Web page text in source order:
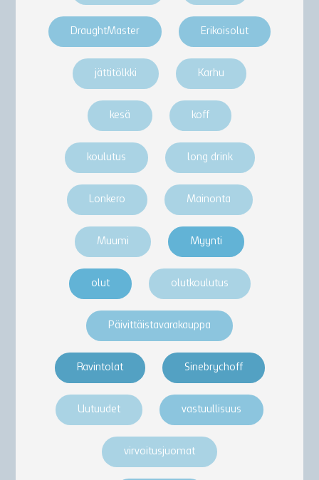
DraughtMaster Erikoisolut
jättitölkki Karhu
kesä koff
koulutus long drink
Lonkero Mainonta
Muumi Myynti
olut olutkoulutus
Päivittäistavarakauppa
Ravintolat Sinebrychoff
Uutuudet vastuullisuus
virvoitusjuomat